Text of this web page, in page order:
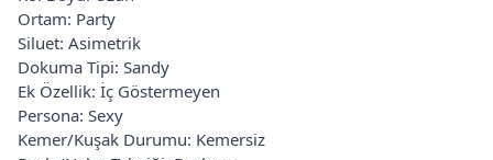
Ortam: Party
Siluet: Asimetrik
Dokuma Tipi: Sandy
Ek Özellik: İç Göstermeyen
Persona: Sexy
Kemer/Kuşak Durumu: Kemersiz